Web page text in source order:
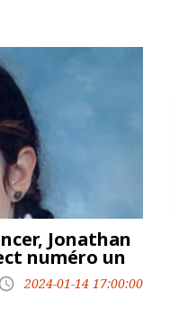
Jonathan
numéro un
2024-01-14 17:00:00